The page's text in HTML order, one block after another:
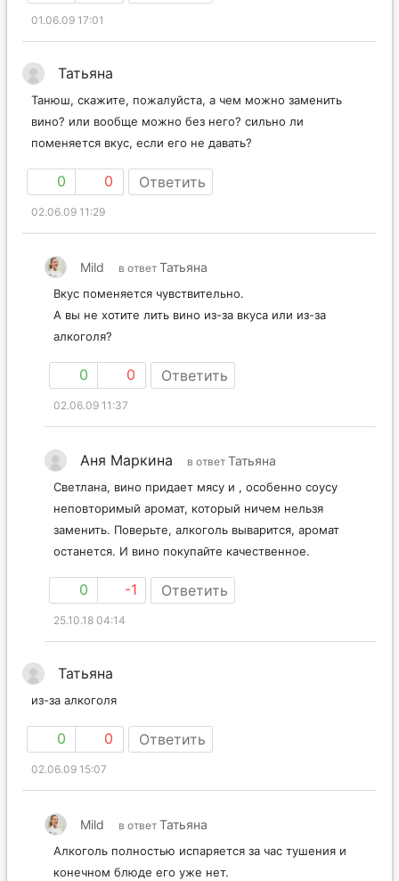
01.06.09 17:01
Татьяна
Танюш, скажите, пожалуйста, а чем можно заменить
вино? или вообще можно без него? сильно ли
поменяется вкус, если его не давать?
0 0 Ответить
02.06.09 11:29
Mild в ответ Татьяна
Вкус поменяется чувствительно.
А вы не хотите лить вино из-за вкуса или из-за
алкоголя?
0 0 Ответить
02.06.09 11:37
Аня Маркина в ответ Татьяна
Светлана, вино придает мясу и , особенно соусу
неповторимый аромат, который ничем нельзя
заменить. Поверьте, алкоголь выварится, аромат
останется. И вино покупайте качественное.
0 -1 Ответить
25.10.18 04:14
Татьяна
из-за алкоголя
0 0 Ответить
02.06.09 15:07
Mild в ответ Татьяна
Алкоголь полностью испаряется за час тушения и
конечном блюде его уже нет.